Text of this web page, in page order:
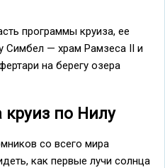
программы круиза, ее
Симбел — храм Рамзеса ІІ и
на берегу озера
круиз по Нилу
со всего мира
как первые лучи солнца